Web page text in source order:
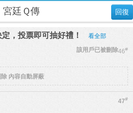
回復
宮廷Ｑ傳
，投票即可抽好禮！ 看全部
46#
該用戶已被刪除
內容自動屏蔽
47#